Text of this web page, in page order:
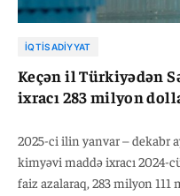
İQTISADIYYAT
Keçən il Türkiyədən
ixracı 283 milyon
2025-ci ilin yanvar – dekabr
kimyəvi maddə ixracı 2024-
faiz azalaraq, 283 milyon